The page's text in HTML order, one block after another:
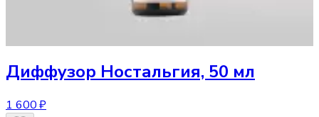
Диффузор Ностальгия, 50 мл
1 600 ₽